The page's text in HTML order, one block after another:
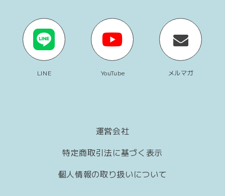
LINE YouTube メルマガ
運営会社
特定商取引法に基づく表示
個人情報の取り扱いについて